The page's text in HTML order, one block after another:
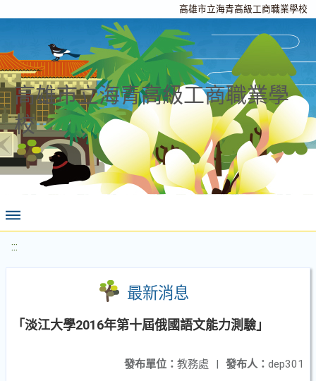
高雄市立海青高級工商職業學校
高雄市立海青高級工商職業學
校
:::
最新消息
「淡江大學2016年第十屆俄國語文能力測驗」
發布人： dep301
發布單位： 教務處 |